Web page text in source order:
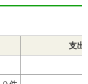
支出